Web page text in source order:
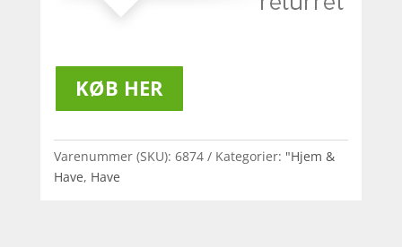
KØB HER
Varenummer (SKU): 6874 Kategorier: "Hjem &
Have, Have